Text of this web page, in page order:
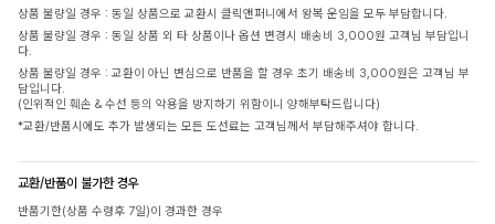
상품 불량일 경우 : 동일 상품으로 교환시 클릭앤퍼니에서 왕복 운임을 모두 부담합니다.
상품 불량일 경우 : 동일 상품 외 타 상품이나 옵션 변경시 배송비 3,000원 고객님 부담입니
다.
상품 불량일 경우 : 교환이 아닌 변심으로 반품을 할 경우 초기 배송비 3,000원은 고객님 부
담입니다.
(인위적인 훼손 & 수선 등의 악용을 방지하기 위함이니 양해부탁드립니다)
*교환/반품시에도 추가 발생되는 모든 도선료는 고객님께서 부담해주셔야 합니다.
교환/반품이 불가한 경우
반품기한(상품 수령후 7일)이 경과한 경우